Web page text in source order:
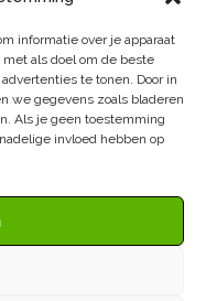
informatie over je apparaat
als doel om de beste
te tonen. Door in
we gegevens zoals bladeren
Als je geen toestemming
invloed hebben op